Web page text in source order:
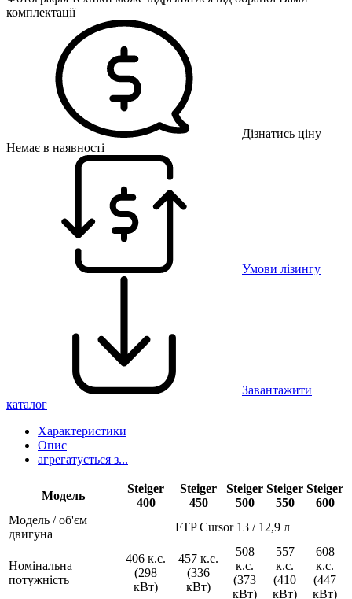
комплектації
Дізнатись ціну
Немає в наявності
Умови лізингу
Завантажити
каталог
Характеристики
Опис
агрегатується з...
Модель
Steiger
400
Steiger
450
Steiger
500
Steiger
550
Steiger
600
Модель / об'єм
двигуна
FTP Cursor 13 / 12,9 л
Номінальна
потужність
406 к.с.
(298
кВт)
457 к.с.
(336
кВт)
508
к.с.
(373
кВт)
557
к.с.
(410
кВт)
608
к.с.
(447
кВт)